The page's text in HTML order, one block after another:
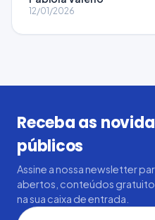
12/01/2026
Receba as
públicos
Assine a nossa newsletter
abertos, conteúdos
na sua caixa de entrada.